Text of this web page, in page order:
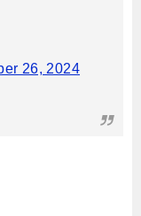
26, 2024